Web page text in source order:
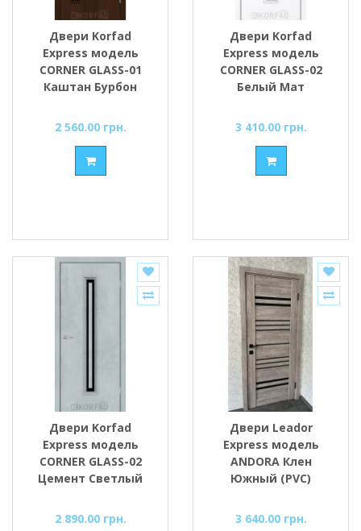
Двери Korfad
Express модель
CORNER GLASS-01
Каштан Бурбон
черное
2 560.00 грн.
Двери Korfad
Express модель
CORNER GLASS-02
Белый Мат
сатин или черное
3 410.00 грн.
Двери Korfad
Express модель
CORNER GLASS-02
Цемент Светлый
черное
2 890.00 грн.
Двери Leador
Express модель
ANDORA Клен
Южный (PVC)
сатин
3 640.00 грн.